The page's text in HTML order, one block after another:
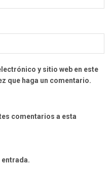
y sitio web en este
que haga un comentario.
comentarios a esta
entrada.